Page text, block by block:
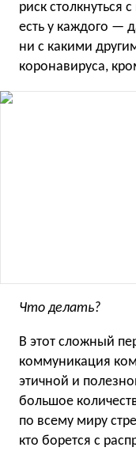
риск столкнуться
есть у каждого —
ни с какими
коронавируса,
Что делать?
В этот сложный
коммуникация
этичной и
большое
по всему миру
кто борется с